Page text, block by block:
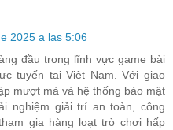
2025 a las 5:06
đầu trong lĩnh vực game bài
tuyến tại Việt Nam. Với giao
mượt mà và hệ thống bảo mật
nghiệm giải trí an toàn, công
gia hàng loạt trò chơi hấp